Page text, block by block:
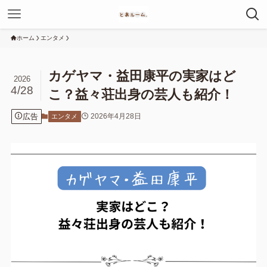
ホーム エンタメ
カゲヤマ・益田康平の実家はど
こ？益々荘出身の芸人も紹介！
2026
4/28
広告 エンタメ 2026年4月28日